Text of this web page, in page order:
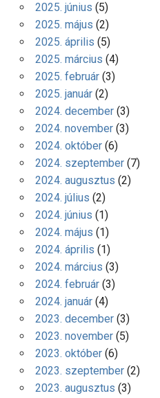
2025. június (5)
2025. május (2)
2025. április (5)
2025. március (4)
2025. február(3)
2025. január(2)
2024. december(3)
2024. november(3)
2024. október(6)
2024. szeptember(7)
2024. augusztus (2)
2024. július (2)
2024. június (1)
2024. május (1)
2024. április (1)
2024. március (3)
2024. február(3)
2024. január(4)
2023. december(3)
2023. november(5)
2023. október(6)
2023. szeptember(2)
2023. augusztus (3)